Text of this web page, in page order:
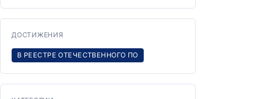
ДОСТИЖЕНИЯ
В РЕЕСТРЕ ОТЕЧЕСТВЕННОГО ПО